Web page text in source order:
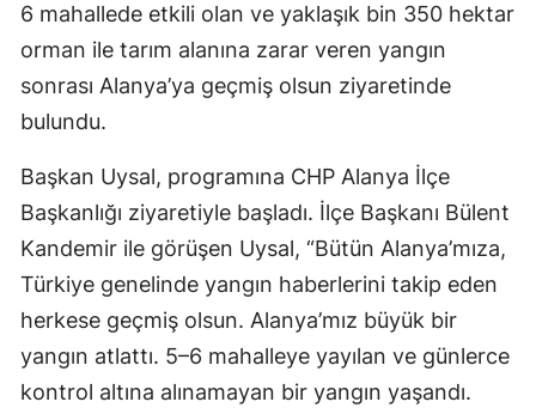
6 mahallede etkili olan ve yaklaşık bin 350 hektar
orman ile tarım alanına zarar veren yangın
sonrası Alanya’ya geçmiş olsun ziyaretinde
bulundu.
Başkan Uysal, programına CHP Alanya İlçe
Başkanlığı ziyaretiyle başladı. İlçe Başkanı Bülent
Kandemir ile görüşen Uysal, “Bütün Alanya’mıza,
Türkiye genelinde yangın haberlerini takip eden
herkese geçmiş olsun. Alanya’mız büyük bir
yangın atlattı. 5–6 mahalleye yayılan ve günlerce
kontrol altına alınamayan bir yangın yaşandı.